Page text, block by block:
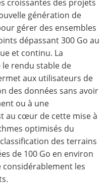
croissantes des projets
génération de
gérer des ensembles
dépassant 300 Go au
et continu. La
rendu stable de
aux utilisateurs de
des données sans avoir
ou à une
au cœur de cette mise à
optimisés du
des terrains
de 100 Go en environ
considérablement les